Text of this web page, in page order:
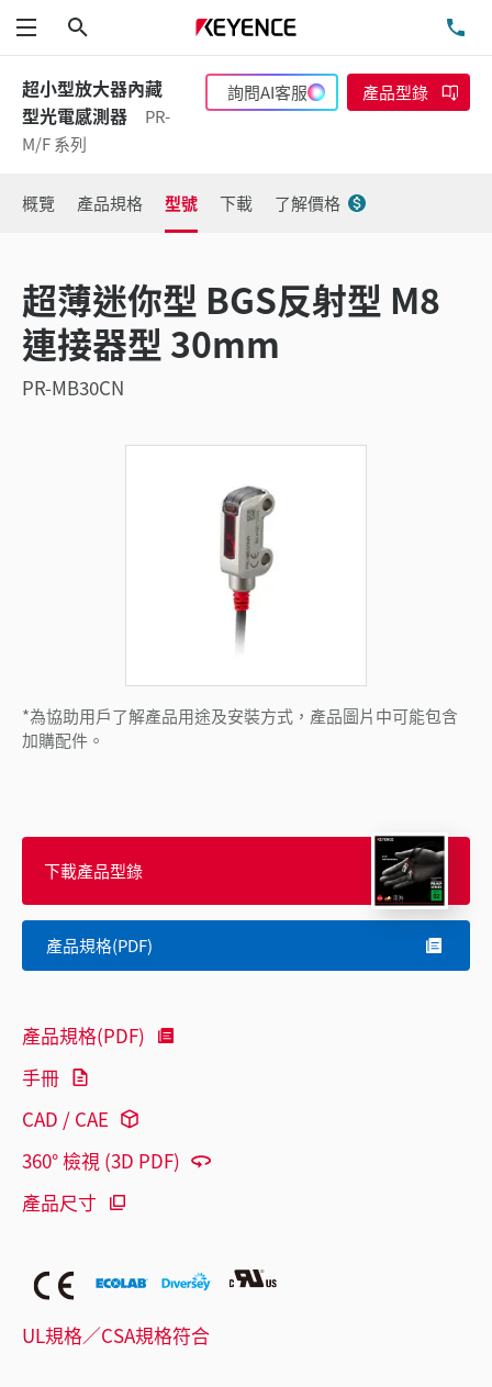
功能表
超小型放大器內藏
型光電感測器
PR-
M/F 系列
詢問AI客服 產品型錄
概覽 產品規格 型號 下載 了解價格
超薄迷你型 BGS反射型 M8
連接器型 30mm
PR-MB30CN
*為協助用戶了解產品用途及安裝方式，產品圖片中可能包含
加購配件。
下載產品型錄
產品規格(PDF)
產品規格(PDF)
手冊
CAD / CAE
360° 檢視 (3D PDF)
產品尺寸
UL規格／CSA規格符合